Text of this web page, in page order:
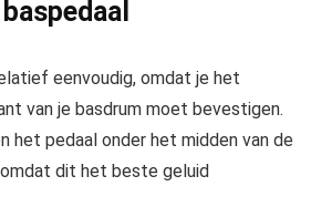
eenvoudig, omdat je het
van je basdrum moet bevestigen.
het pedaal onder het midden van de
dit het beste geluid